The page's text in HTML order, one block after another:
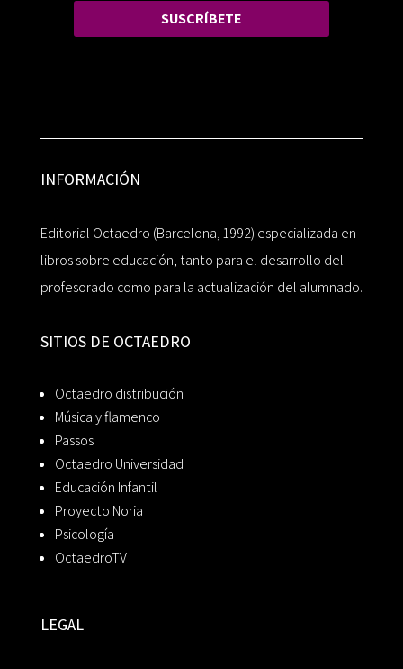
SUSCRÍBETE
INFORMACIÓN
Editorial Octaedro (Barcelona, 1992) especializada en
libros sobre educación, tanto para el desarrollo del
profesorado como para la actualización del alumnado.
SITIOS DE OCTAEDRO
Octaedro distribución
Música y flamenco
Passos
Octaedro Universidad
Educación Infantil
Proyecto Noria
Psicología
OctaedroTV
LEGAL